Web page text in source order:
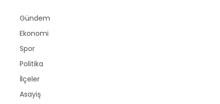
Gündem
Ekonomi
Spor
Politika
İlçeler
Asayiş